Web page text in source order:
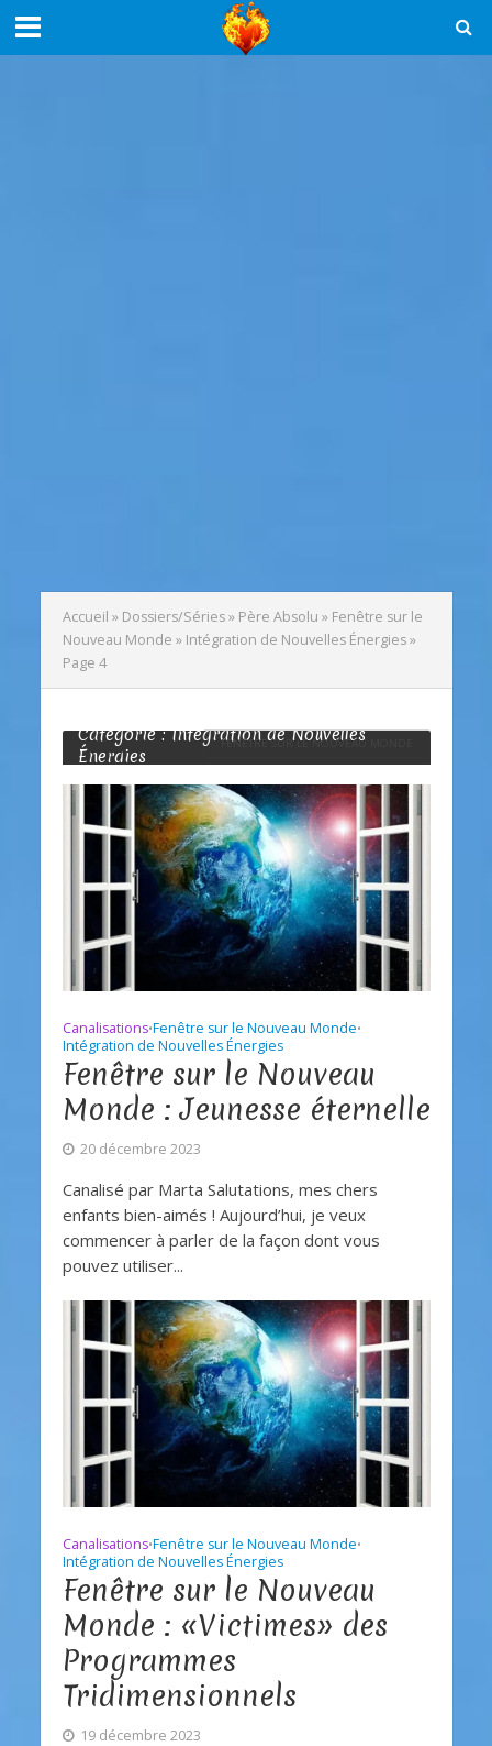
Accueil » Dossiers/Séries» Père Absolu » Fenêtre sur le
Nouveau Monde » Intégration de Nouvelles Énergies»
Page 4
Catégorie : Intégration de Nouvelles
Énergies
FENÊTRE SUR LE NOUVEAU MONDE
Canalisations•Fenêtre sur le Nouveau Monde•
Intégration de Nouvelles Énergies
Fenêtre sur le Nouveau
Monde : Jeunesse éternelle
20 décembre 2023
Canalisé par Marta Salutations, mes chers
enfants bien-aimés ! Aujourd’hui, je veux
commencer à parler de la façon dont vous
pouvez utiliser...
Canalisations•Fenêtre sur le Nouveau Monde•
Intégration de Nouvelles Énergies
Fenêtre sur le Nouveau
Monde : «Victimes» des
Programmes
Tridimensionnels
19 décembre 2023